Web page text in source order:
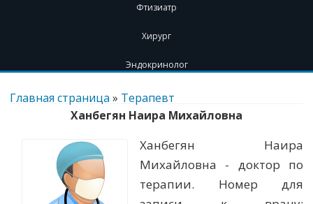
Фтизиатр
Хирург
Эндокринолог
Перейти
содержимому
Главная страница » Терапевт
Ханбегян Наира Михайловна
Ханбегян Наира
Михайловна - доктор по
терапии. Номер для